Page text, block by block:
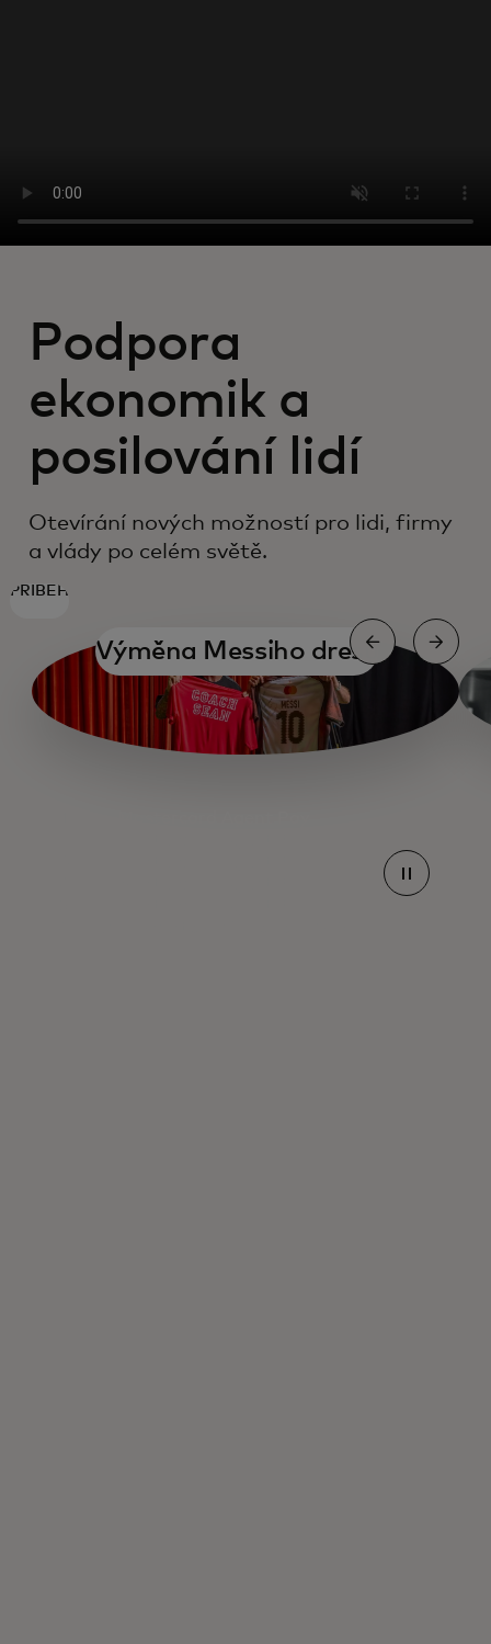
Pro svět
Pro inovátory
Novinky a trendy
Podpora
ekonomik a
posilování lidí
Otevírání nových možností pro lidi, firmy
a vlády po celém světě.
PŘÍBĚH
Výměna Messiho dresu